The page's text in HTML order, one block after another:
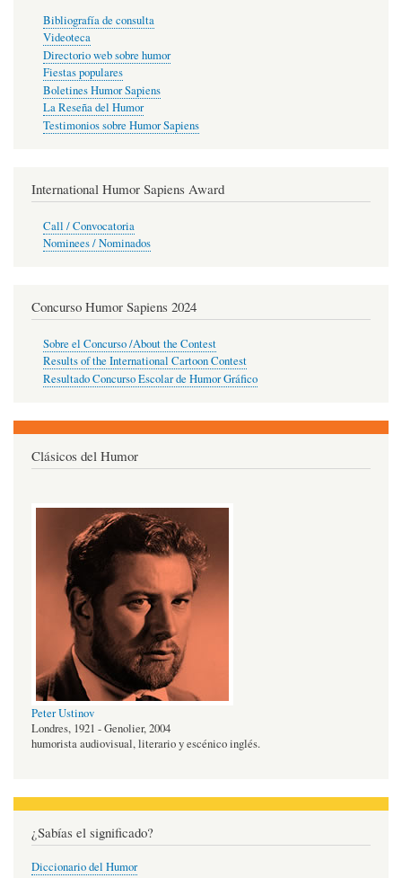
Bibliografía de consulta
Videoteca
Directorio web sobre humor
Fiestas populares
Boletines Humor Sapiens
La Reseña del Humor
Testimonios sobre Humor Sapiens
International Humor Sapiens Award
Call / Convocatoria
Nominees / Nominados
Concurso Humor Sapiens 2024
Sobre el Concurso /About the Contest
Results of the International Cartoon Contest
Resultado Concurso Escolar de Humor Gráfico
Clásicos del Humor
Peter Ustinov
Londres, 1921 - Genolier, 2004
humorista audiovisual, literario y escénico inglés.
¿Sabías el significado?
Diccionario del Humor